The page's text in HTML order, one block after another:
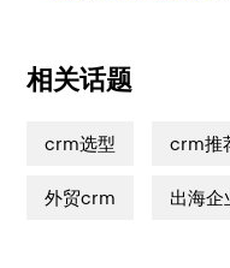
相关话题
crm选型 crm推
外贸crm 出海